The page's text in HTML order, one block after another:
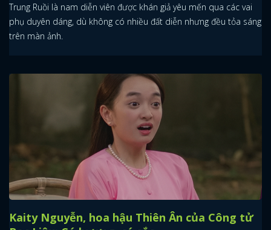
Trung Ruồi là nam diễn viên được khán giả yêu mến qua các vai
phụ duyên dáng, dù không có nhiều đất diễn nhưng đều tỏa sáng
trên màn ảnh.
Kaity Nguyễn, hoa hậu Thiên Ân của Công tử